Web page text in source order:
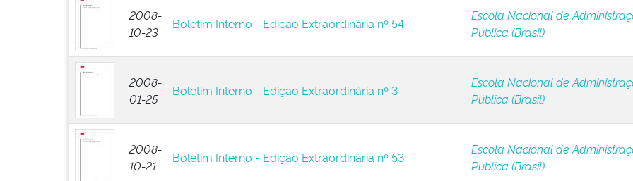
2008-
10-23
Boletim Interno - Edição Extraordinária nº 54
Escola Nacional de
Pública (Brasil)
2008-
01-25
Boletim Interno - Edição Extraordinária nº 3
Escola Nacional de
Pública (Brasil)
2008-
10-21
Boletim Interno - Edição Extraordinária nº 53
Escola Nacional de
Pública (Brasil)